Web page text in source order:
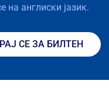
на англиски јазик.
СЕ ЗА БИЛТЕН